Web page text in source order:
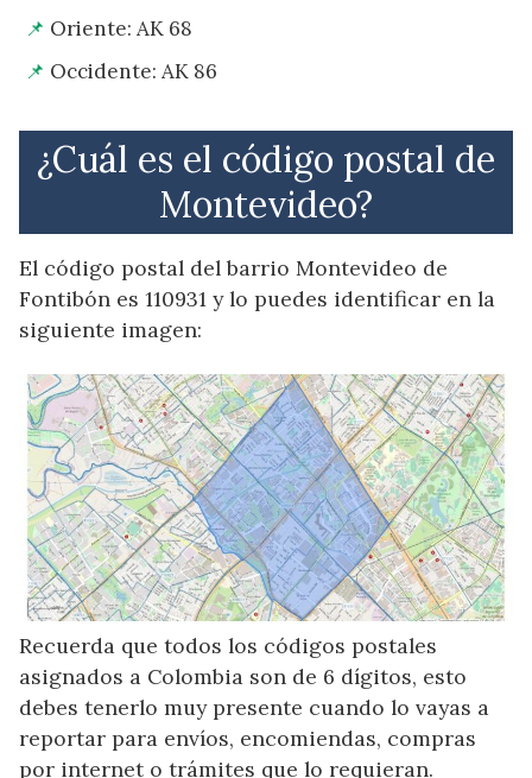
Oriente: AK 68
Occidente: AK 86
¿Cuál es el código postal de
Montevideo?
El código postal del barrio Montevideo de
Fontibón es 110931 y lo puedes identificar en la
siguiente imagen:
Recuerda que todos los códigos postales
asignados a Colombia son de 6 dígitos, esto
debes tenerlo muy presente cuando lo vayas a
reportar para envíos, encomiendas, compras
por internet o trámites que lo requieran.